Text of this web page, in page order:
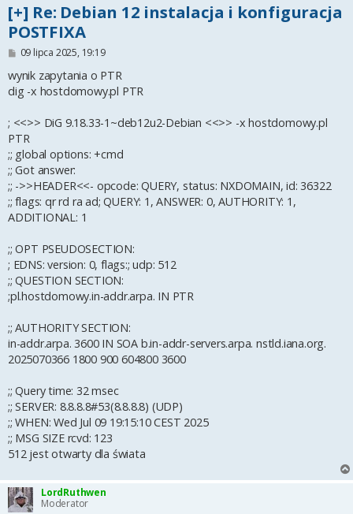
[+] Re: Debian 12 instalacja i konfiguracja
POSTFIXA
P
s
t
09 lipca 2025, 19:19
wynik zapytania o PTR
dig -x hostdomowy.pl PTR
; <<>> DiG 9.18.33-1~deb12u2-Debian <<>> -x hostdomowy.pl
PTR
;; global options: +cmd
;; Got answer:
;; ->>HEADER<<- opcode: QUERY, status: NXDOMAIN, id: 36322
;; flags: qr rd ra ad; QUERY: 1, ANSWER: 0, AUTHORITY: 1,
ADDITIONAL: 1
;; OPT PSEUDOSECTION:
; EDNS: version: 0, flags:; udp: 512
;; QUESTION SECTION:
;pl.hostdomowy.in-addr.arpa. IN PTR
;; AUTHORITY SECTION:
in-addr.arpa. 3600 IN SOA b.in-addr-servers.arpa. nstld.iana.org.
2025070366 1800 900 604800 3600
;; Query time: 32 msec
;; SERVER: 8.8.8.8#53(8.8.8.8) (UDP)
;; WHEN: Wed Jul 09 19:15:10 CEST 2025
;; MSG SIZE rcvd: 123
512 jest otwarty dla świata
LordRuthwen
Moderator